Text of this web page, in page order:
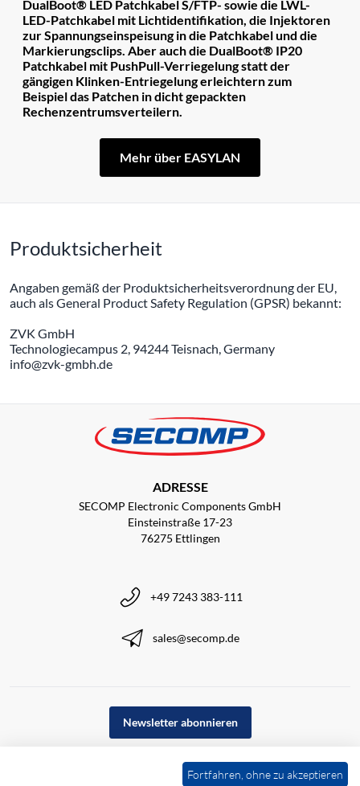
DualBoot® LED Patchkabel S/FTP- sowie die LWL-
LED-Patchkabel mit Lichtidentifikation, die Injektoren
zur Spannungseinspeisung in die Patchkabel und die
Markierungsclips. Aber auch die DualBoot® IP20
Patchkabel mit PushPull-Verriegelung statt der
gängigen Klinken-Entriegelung erleichtern zum
Beispiel das Patchen in dicht gepackten
Rechenzentrumsverteilern.
Mehr über EASYLAN
Produktsicherheit
Angaben gemäß der Produktsicherheitsverordnung der EU,
auch als General Product Safety Regulation (GPSR) bekannt:
ZVK GmbH
Technologiecampus 2, 94244 Teisnach, Germany
info@zvk-gmbh.de
ADRESSE
SECOMP Electronic Components GmbH
Einsteinstraße 17-23
76275 Ettlingen
+49 7243 383-111
sales@secomp.de
Newsletter abonnieren
Fortfahren, ohne zu akzeptieren